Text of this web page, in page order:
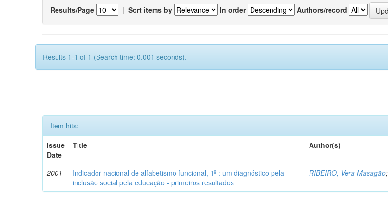
Results/Page | Sort items by In order Authors/record
Results 1-1 of 1 (Search time: 0.001 seconds).
Item hits:
Issue
Date
Title Author(s)
2001
Indicador nacional de alfabetismo funcional, 1º : um diagnóstico pela
inclusão social pela educação - primeiros resultados
RIBEIRO, Vera Masagão;